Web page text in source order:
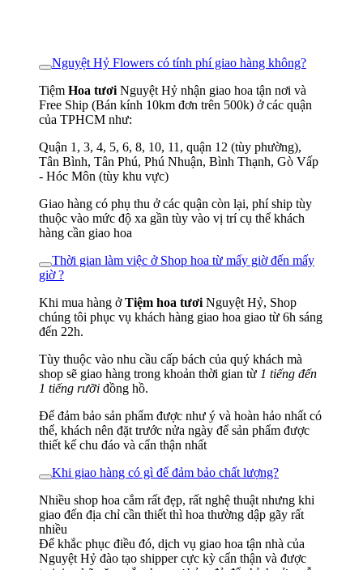
Nguyệt Hỷ Flowers có tính phí giao hàng không?
Tiệm Hoa tươi Nguyệt Hỷ nhận giao hoa tận nơi và
Free Ship (Bán kính 10km đơn trên 500k) ở các quận
của TPHCM như:
Quận 1, 3, 4, 5, 6, 8, 10, 11, quận 12 (tùy phường),
Tân Bình, Tân Phú, Phú Nhuận, Bình Thạnh, Gò Vấp
- Hóc Môn (tùy khu vực)
Giao hàng có phụ thu ở các quận còn lại, phí ship tùy
thuộc vào mức độ xa gần tùy vào vị trí cụ thể khách
hàng cần giao hoa
Thời gian làm việc ở Shop hoa từ mấy giờ đến mấy
giờ ?
Khi mua hàng ởTiệm hoa tươi Nguyệt Hỷ, Shop
chúng tôi phục vụ khách hàng giao hoa giao từ 6h sáng
đến 22h.
Tùy thuộc vào nhu cầu cấp bách của quý khách mà
shop sẽ giao hàng trong khoản thời gian từ 1 tiếng đến
1 tiếng rưỡi đồng hồ.
Để đảm bảo sản phẩm được như ý và hoàn hảo nhất có
thể, khách nên đặt trước nửa ngày để sản phẩm được
thiết kế chu đáo và cẩn thận nhất
Khi giao hàng có gì để đảm bảo chất lượng?
Nhiều shop hoa cắm rất đẹp, rất nghệ thuật nhưng khi
giao đến địa chỉ cần thiết thì hoa thường dập gãy rất
nhiều
Để khắc phục điều đó, dịch vụ giao hoa tận nhà của
Nguyệt Hỷ đào tạo shipper cực kỳ cẩn thận và được